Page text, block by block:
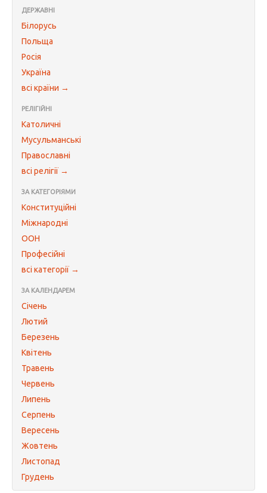
ДЕРЖАВНІ
Білорусь
Польща
Росія
Україна
всі країни →
РЕЛІГІЙНІ
Католичні
Мусульманські
Православні
всі релігії →
ЗА КАТЕГОРІЯМИ
Конституційні
Міжнародні
ООН
Професійні
всі категорії →
ЗА КАЛЕНДАРЕМ
Січень
Лютий
Березень
Квітень
Травень
Червень
Липень
Серпень
Вересень
Жовтень
Листопад
Грудень